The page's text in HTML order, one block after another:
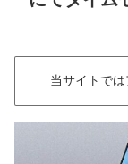
当サイトでは